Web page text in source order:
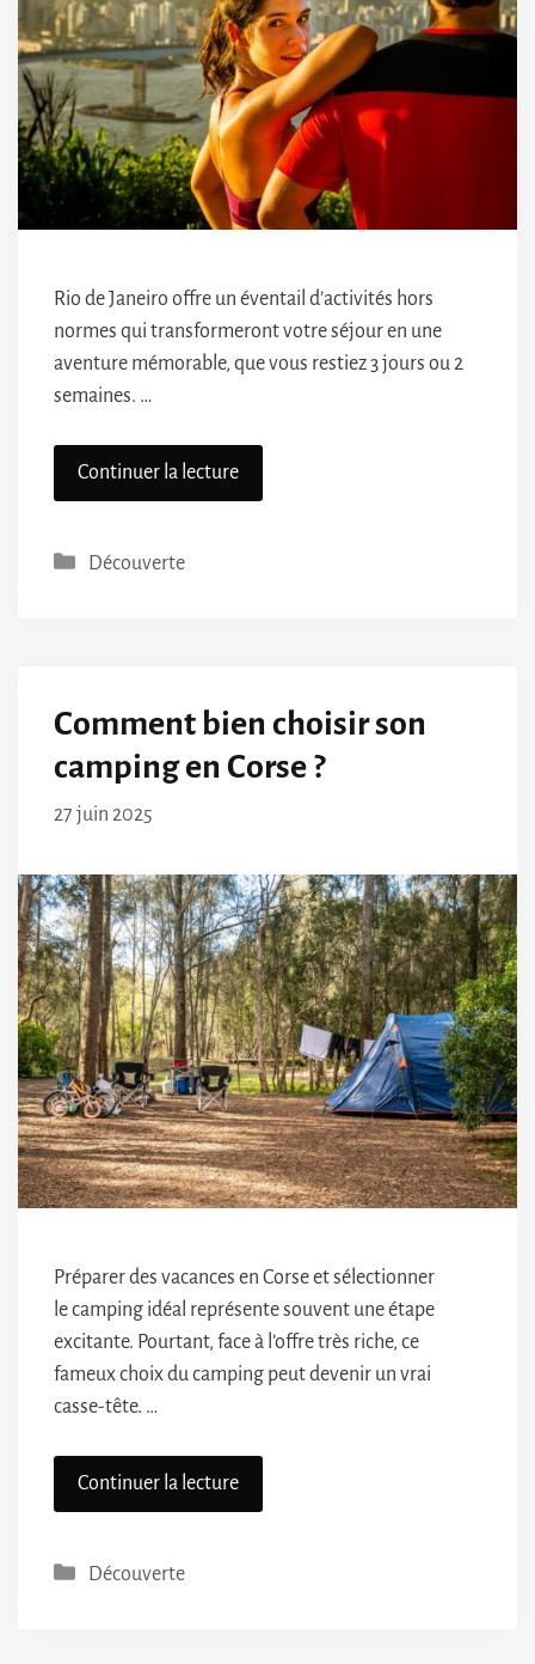
Rio de Janeiro offre un éventail d’activités hors
normes qui transformeront votre séjour en une
aventure mémorable, que vous restiez 3 jours ou 2
semaines. …
Continuer la lecture
Catégories
Découverte
Comment bien choisir son
camping en Corse ?
27 juin 2025
Préparer des vacances en Corse et sélectionner
le camping idéal représente souvent une étape
excitante. Pourtant, face à l’offre très riche, ce
fameux choix du camping peut devenir un vrai
casse-tête. …
Continuer la lecture
Catégories
Découverte